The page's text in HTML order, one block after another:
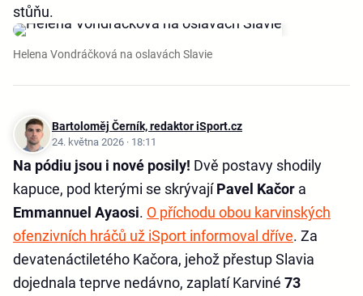
stůňu.
Helena Vondráčková na oslavách Slavie
Bartoloměj Černík, redaktor iSport.cz
24. května 2026 · 18:11
Na pódiu jsou i nové posily! Dvě postavy shodily
kapuce, pod kterými se skrývajíPavel Kačor a
Emmannuel Ayaosi. O příchodu obou karvinských
ofenzivních hráčů už iSport informoval dříve. Za
devatenáctiletého Kačora, jehož přestup Slavia
dojednala teprve nedávno, zaplatí Karviné 73